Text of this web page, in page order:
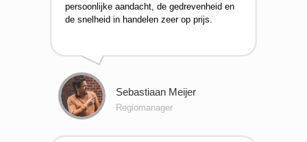
persoonlijke aandacht, de gedrevenheid en
de snelheid in handelen zeer op prijs.
Sebastiaan Meijer
Regiomanager